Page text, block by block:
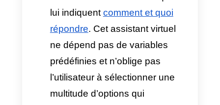
flexible. Autrement dit, si
l’utilisateur écrit une phrase
qui ne correspond pas
exactement aux mots-clés du